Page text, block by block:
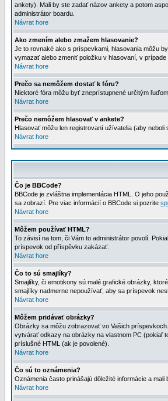
ankety). Mali by ste zadať názov ankety a potom
administrátor boardu.
Návrat hore
Ako zmením alebo zmažem hlasovanie?
Je to rovnaké ako s príspevkami, hlasovania môžu
vymazať alebo zmeniť položku v hlasovaní, v
Návrat hore
Prečo sa nemôžem dostať k fóru?
Niektoré fóra môžu byť zneprístupnené určitým
Návrat hore
Prečo nemôžem hlasovať v ankete?
Hlasovať môžu len registrovaní užívatelia (aby
Návrat hore
Čo je BBCode?
BBCode je zvláštna implementácia HTML. O jeho
sa zobrazí. Pre viac informácií o BBCode si pozrite
Návrat hore
Môžem používať HTML?
To závisí na tom, či Vám to administrátor povolí.
príspevok od příspěvku zakázať.
Návrat hore
Čo to sú smajlíky?
Smajlíky, či emotikony sú malé grafické obrázky,
smajlíky nadmerne nepoužívať, aby sa príspevok
Návrat hore
Môžem pridávať obrázky?
Obrázky sa môžu zobrazovať vo Vašich
vytvárať odkazy na obrázky na vlastnom PC (pokiaľ
príslušné HTML (ak je povolené).
Návrat hore
Čo sú to oznámenia?
Oznámenia často prinášajú dôležité informácie a
Návrat hore